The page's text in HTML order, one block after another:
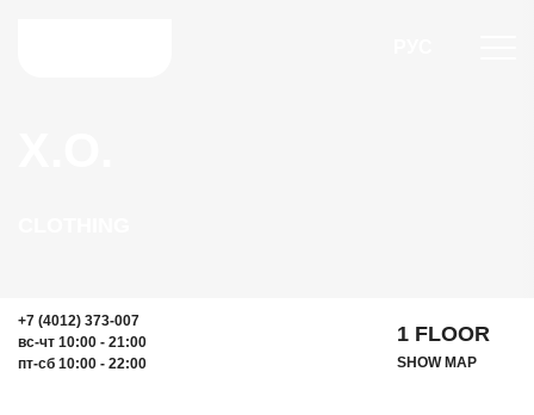
+7 (4012) 373-007
вс-чт 10:00 - 21:00
пт-сб 10:00 - 22:00
1 FLOOR
SHOW MAP